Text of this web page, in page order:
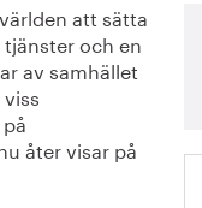
att sätta
och en
av samhället
åter visar på